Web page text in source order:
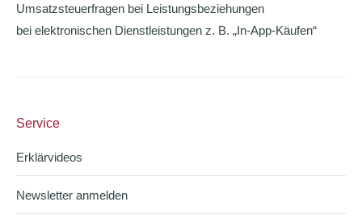
Umsatzsteuerfragen bei Leistungsbeziehungen
bei elektronischen Dienstleistungen z. B. „In-App-Käufen“
Service
Erklärvideos
Newsletter anmelden